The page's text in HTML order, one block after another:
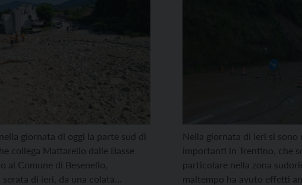
giornata di oggi la parte sud di
collega Mattarello dalle Basse
al Comune di Besenello,
serata di ieri, da una colata
Nella giornata di ieri si sono
importanti in Trentino, che
particolare nella zona
maltempo ha avuto effetti